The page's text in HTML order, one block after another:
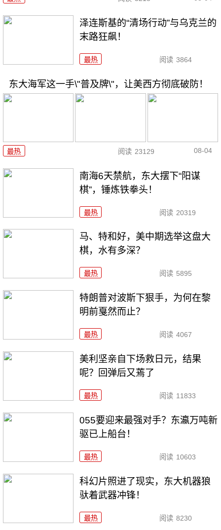
泽连斯基的“清场行动”与乌克兰的
末路狂飙！
最热 阅读 3864
东大海军这一手\"普及牌\"，让美西方彻底破防！
最热 阅读 23129 08-04
南海6天禁航，东大摆下“阳谋
棋”，锤炼铁拳头！
最热 阅读 20319
马、特和好，美中期选举这盘大
棋，水有多深？
最热 阅读 5895
特朗普对波斯下狠手，为何在黎
明前戛然而止？
最热 阅读 4067
美利坚亲自下场救日元，结果
呢？回弹后又蔫了
最热 阅读 11833
055要迎来最强对手？东瀛万吨新
驱已上船台！
最热 阅读 10603
科幻片照进了现实，东大机器狼
驮着武器冲锋！
最热 阅读 8230